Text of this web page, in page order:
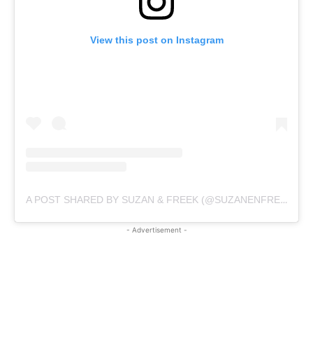
View this post on Instagram
A POST SHARED BY SUZAN & FREEK (@SUZANENFREEK)
- Advertisement -